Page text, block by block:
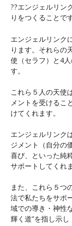
??エンジェルリン
りをつくることです
エンジェルリンク
ります。それらの
使（セラフ）と4
す。
これら５人の天使
メントを受けるこ
けてくれます。
エンジェルリンク
ジメント（自分の
喜び、といった純
サポートしてくれ
また、これら５つ
法で私たちをサポ
域での導き・神性
輝く道”を指し示